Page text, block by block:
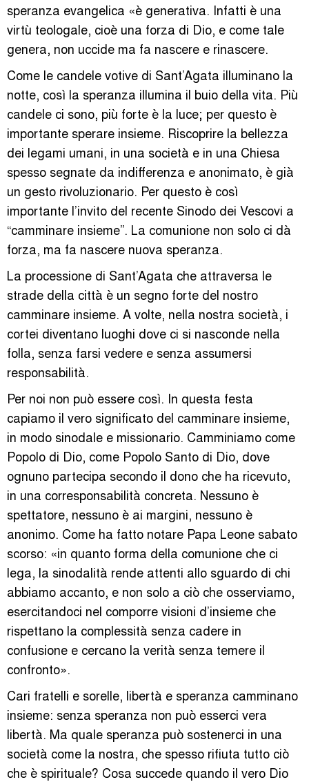
speranza evangelica «è generativa. Infatti è una
virtù teologale, cioè una forza di Dio, e come tale
genera, non uccide ma fa nascere e rinascere.
Come le candele votive di Sant’Agata illuminano la
notte, così la speranza illumina il buio della vita. Più
candele ci sono, più forte è la luce; per questo è
importante sperare insieme. Riscoprire la bellezza
dei legami umani, in una società e in una Chiesa
spesso segnate da indifferenza e anonimato, è già
un gesto rivoluzionario. Per questo è così
importante l’invito del recente Sinodo dei Vescovi a
“camminare insieme”. La comunione non solo ci dà
forza, ma fa nascere nuova speranza.
La processione di Sant’Agata che attraversa le
strade della città è un segno forte del nostro
camminare insieme. A volte, nella nostra società, i
cortei diventano luoghi dove ci si nasconde nella
folla, senza farsi vedere e senza assumersi
responsabilità.
Per noi non può essere così. In questa festa
capiamo il vero significato del camminare insieme,
in modo sinodale e missionario. Camminiamo come
Popolo di Dio, come Popolo Santo di Dio, dove
ognuno partecipa secondo il dono che ha ricevuto,
in una corresponsabilità concreta. Nessuno è
spettatore, nessuno è ai margini, nessuno è
anonimo. Come ha fatto notare Papa Leone sabato
scorso: «in quanto forma della comunione che ci
lega, la sinodalità rende attenti allo sguardo di chi
abbiamo accanto, e non solo a ciò che osserviamo,
esercitandoci nel comporre visioni d’insieme che
rispettano la complessità senza cadere in
confusione e cercano la verità senza temere il
confronto».
Cari fratelli e sorelle, libertà e speranza camminano
insieme: senza speranza non può esserci vera
libertà. Ma quale speranza può sostenerci in una
società come la nostra, che spesso rifiuta tutto ciò
che è spirituale? Cosa succede quando il vero Dio